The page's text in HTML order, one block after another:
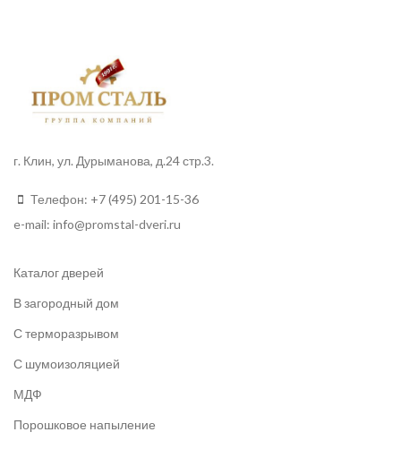
г. Клин, ул. Дурыманова, д.24 стр.3.
Телефон: +7 (495) 201-15-36
e-mail: info@promstal-dveri.ru
Каталог дверей
В загородный дом
С терморазрывом
С шумоизоляцией
МДФ
Порошковое напыление